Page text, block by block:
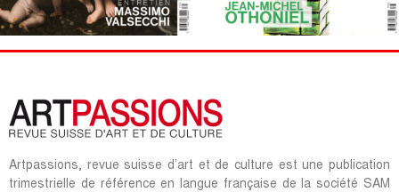
Artpassions, revue suisse d’art et de culture est une publication
trimestrielle de référence en langue française de la société SAM